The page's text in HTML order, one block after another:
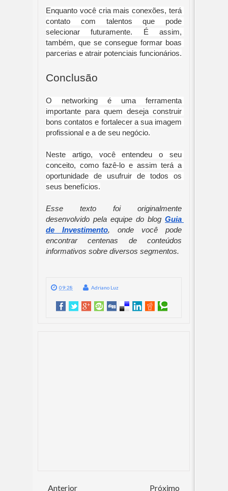
Enquanto você cria mais conexões, terá
contato com talentos que pode
selecionar futuramente. É assim,
também, que se consegue formar boas
parcerias e atrair potenciais funcionários.
Conclusão
O networking é uma ferramenta
importante para quem deseja construir
bons contatos e fortalecer a sua imagem
profissional e a de seu negócio.
Neste artigo, você entendeu o seu
conceito, como fazê-lo e assim terá a
oportunidade de usufruir de todos os
seus benefícios.
Esse texto foi originalmente
desenvolvido pela equipe do blog Guia
de Investimento, onde você pode
encontrar centenas de conteúdos
informativos sobre diversos segmentos.
09:28 Adriano Luz
Anterior Próximo